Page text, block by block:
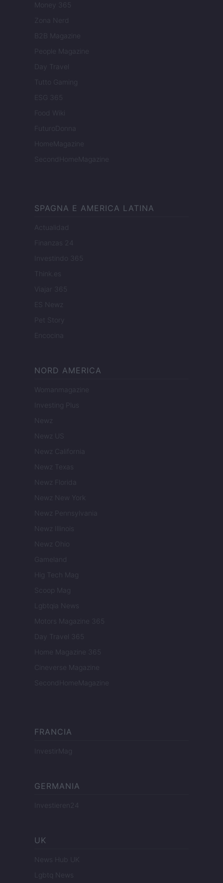
Money 365
Zona Nerd
B2B Magazine
People Magazine
Day Travel
Tutto Gaming
ESG 365
Food Wiki
FuturoDonna
HomeMagazine
SecondHomeMagazine
SPAGNA E AMERICA LATINA
Actualidad
Finanzas 24
Investindo 365
Think.es
Viajar 365
ES Newz
Pet Story
Encocina
NORD AMERICA
Womanmagazine
Investing Plus
Newz
Newz US
Newz California
Newz Texas
Newz Florida
Newz New York
Newz Pennsylvania
Newz Illinois
Newz Ohio
Gameland
Hig Tech Mag
Scoop Mag
Lgbtqia News
Motors Magazine 365
Day Travel 365
Home Magazine 365
Cineverse Magazine
SecondHomeMagazine
FRANCIA
InvestirMag
GERMANIA
Investieren24
UK
News Hub UK
Lgbtq News